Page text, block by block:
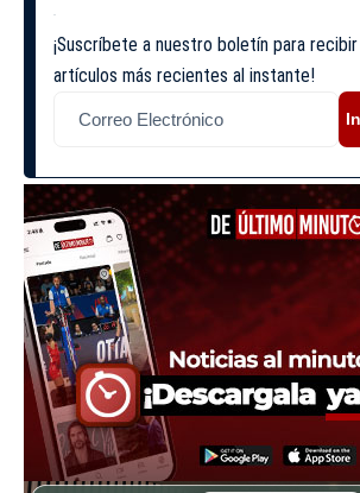
¡Suscríbete a nuestro boletín para
artículos más recientes al instante!